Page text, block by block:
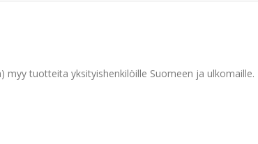
myy tuotteita yksityishenkilöille Suomeen ja